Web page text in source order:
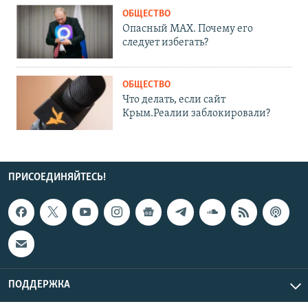
ОБЩЕСТВО
Опасный MAX. Почему его
следует избегать?
ОБЩЕСТВО
Что делать, если сайт
Крым.Реалии заблокировали?
ПРИСОЕДИНЯЙТЕСЬ!
ПОДДЕРЖКА